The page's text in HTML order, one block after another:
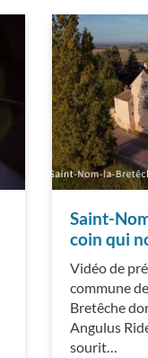
Saint-
coin qui
Vidéo de
commune
Bretêche
Angulus
sourit…